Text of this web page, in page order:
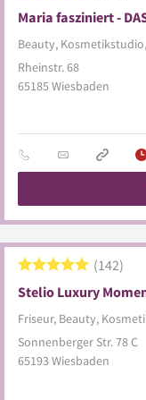
Maria fasziniert -
Beauty,
Rheinstr. 68
65185Wiesbaden
Stelio Luxury
Friseur, Beauty,
142
Sonnenberger Str. 78 C
65193 Wiesbaden